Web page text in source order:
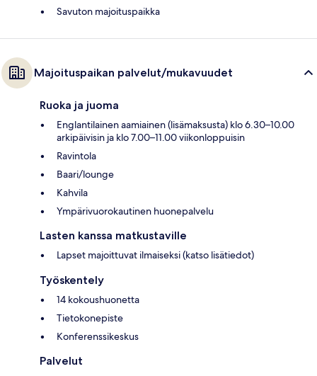
Savuton majoituspaikka
Majoituspaikan palvelut/mukavuudet
Ruoka ja juoma
Englantilainen aamiainen (lisämaksusta) klo 6.30–10.00
arkipäivisin ja klo 7.00–11.00 viikonloppuisin
Ravintola
Baari/lounge
Kahvila
Ympärivuorokautinen huonepalvelu
Lasten kanssa matkustaville
Lapset majoittuvat ilmaiseksi (katso lisätiedot)
Työskentely
14 kokoushuonetta
Tietokonepiste
Konferenssikeskus
Palvelut